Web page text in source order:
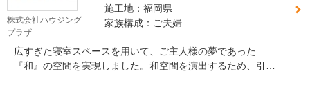
株式会社ハウジング
プラザ
施工地：福岡県
家族構成：ご夫婦
広すぎた寝室スペースを用いて、ご主人様の夢であった
『和』の空間を実現しました。和空間を演出するため、引